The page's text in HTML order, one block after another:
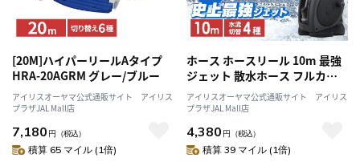
[20M]ハイパーリールAタイプ
HRA-20AGRM グレー/ブルー
アイリスオーヤマ公式通販サイト アイリス
プラザJAL Mall店
7,180 円 （税込）
積算 65 マイル (1倍)
ホース ホースリール 10m 最強
ジェット 散水ホース フルカバ
ー 高圧 ジェット 洗車ホース 掃
除 おしゃれ 伸びるホース コン
水ノズル 庭 ベランダ 外壁 アイ
リスオーヤマ 0M FHJ-10 ダー
アイリスオーヤマ公式通販サイト アイリス
プラザJAL Mall店
4,380 円 （税込）
積算 39 マイル (1倍)